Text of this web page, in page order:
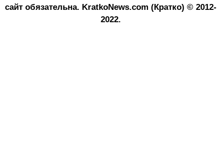
сайт обязательна. KratkoNews.com (Кратко) © 2012-
2022.